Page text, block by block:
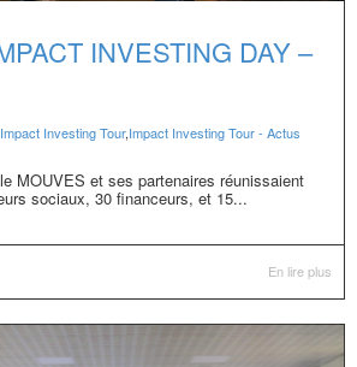
INVESTING DAY –
Impact Investing Tour,Impact Investing Tour - Actus
MOUVES et ses partenaires réunissaient
sociaux, 30 financeurs, et 15...
En lire plus